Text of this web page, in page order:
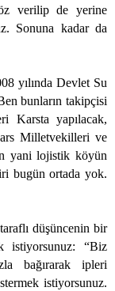
verilip de yerine
Sonuna kadar da
yılında Devlet Su
bunların takipçisi
Karsta yapılacak,
Milletvekilleri ve
yani lojistik köyün
bugün ortada yok.
düşüncenin bir
istiyorsunuz: “Biz
bağırarak ipleri
istiyorsunuz.